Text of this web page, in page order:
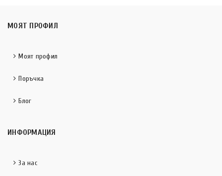
МОЯТ ПРОФИЛ
Моят профил
Поръчка
Блог
ИНФОРМАЦИЯ
За нас